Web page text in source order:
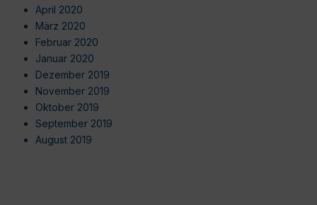
April 2020
März 2020
Februar 2020
Januar 2020
Dezember 2019
November 2019
Oktober 2019
September 2019
August 2019